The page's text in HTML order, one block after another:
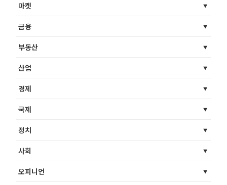
마켓
금융
부동산
산업
경제
국제
정치
사회
오피니언